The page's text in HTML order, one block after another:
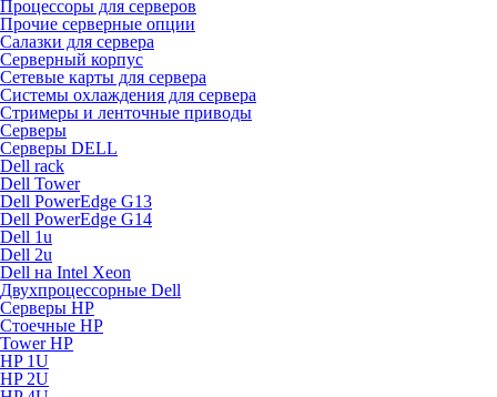
Процессоры для серверов
Прочие серверные опции
Салазки для сервера
Серверный корпус
Сетевые карты для сервера
Системы охлаждения для сервера
Стримеры и ленточные приводы
Серверы
Серверы DELL
Dell rack
Dell Tower
Dell PowerEdge G13
Dell PowerEdge G14
Dell 1u
Dell 2u
Dell на Intel Xeon
Двухпроцессорные Dell
Серверы HP
Стоечные HP
Tower HP
HP 1U
HP 2U